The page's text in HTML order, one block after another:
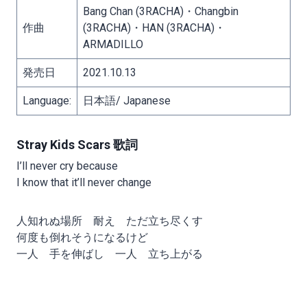
作曲
Bang Chan (3RACHA)・Changbin
(3RACHA)・HAN (3RACHA)・
ARMADILLO
発売日 2021.10.13
Language: 日本語/ Japanese
Stray Kids Scars 歌詞
I’ll never cry because
I know that it’ll never change
人知れぬ場所 耐え ただ立ち尽くす
何度も倒れそうになるけど
一人 手を伸ばし 一人 立ち上がる